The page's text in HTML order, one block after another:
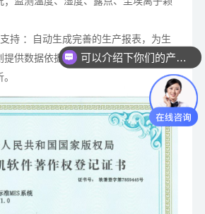
持 ：自动生成完善的生产报表，为生
提供数据依据，也为不良品的溯源和生
可以介绍下你们的产品么？
你们是怎么收费的呢？